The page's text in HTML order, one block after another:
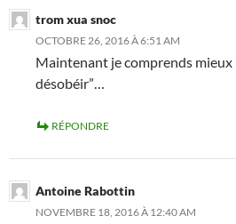
trom xua snoc
OCTOBRE 26, 2016 À 6:51 AM
Maintenant je comprends mieux
désobéir”…
RÉPONDRE
Antoine Rabottin
NOVEMBRE 18, 2016 À 12:40 AM